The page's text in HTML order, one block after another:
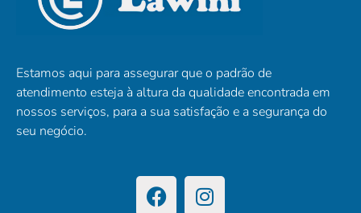
Estamos aqui para assegurar que o padrão de
atendimento esteja à altura da qualidade encontrada em
nossos serviços, para a sua satisfação e a segurança do
seu negócio.